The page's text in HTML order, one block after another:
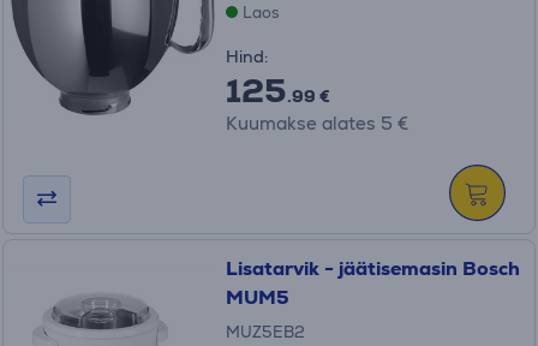
Laos
Hind:
125.99 €
Kuumakse alates 5 €
Lisatarvik - jäätisemasin Bosch
MUM5
MUZ5EB2